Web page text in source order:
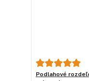
Podlahové